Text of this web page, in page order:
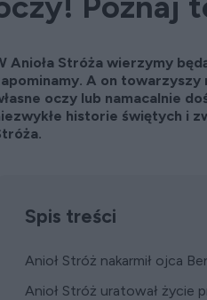
Anioła Stróża wierzymy
A on
oczy lub namacalnie
historie świętych i
Spis treści
Anioł Stróż nakarmił ojca
Anioł Stróż uratował życie